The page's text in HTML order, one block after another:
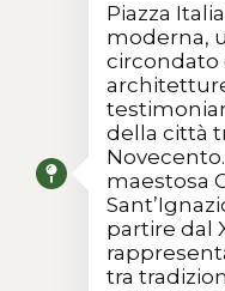
Piazza
moderna,
circondato
della città
maestosa
partire dal
tra